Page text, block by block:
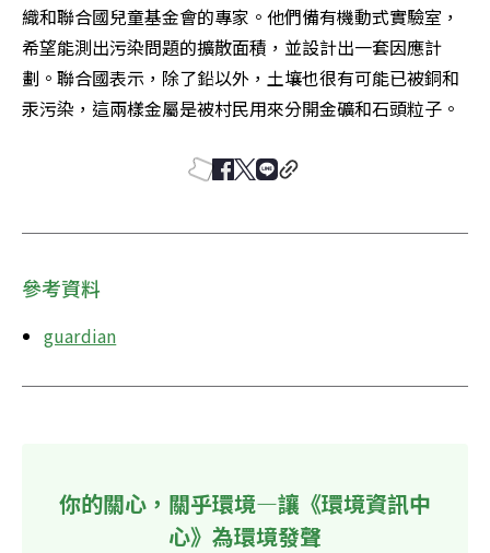
織和聯合國兒童基金會的專家。他們備有機動式實驗室，
希望能測出污染問題的擴散面積，並設計出一套因應計
劃。聯合國表示，除了鉛以外，土壤也很有可能已被銅和
汞污染，這兩樣金屬是被村民用來分開金礦和石頭粒子。
參考資料
guardian
你的關心，關乎環境—讓《環境資訊中
心》為環境發聲